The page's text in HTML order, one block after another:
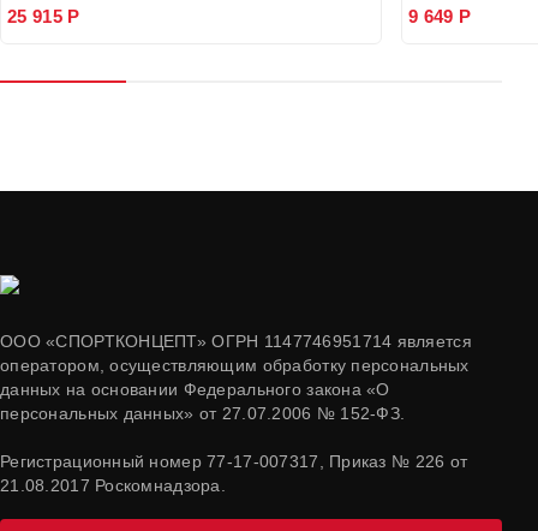
25 915 Р 9 649 Р
ООО «СПОРТКОНЦЕПТ» ОГРН 1147746951714 является
оператором, осуществляющим обработку персональных
данных на основании Федерального закона «О
персональных данных» от 27.07.2006 № 152-ФЗ.
Регистрационный номер 77-17-007317, Приказ № 226 от
21.08.2017 Роскомнадзора.